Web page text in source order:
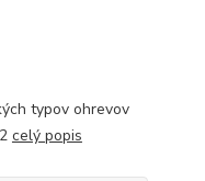
typov ohrevov
celý popis